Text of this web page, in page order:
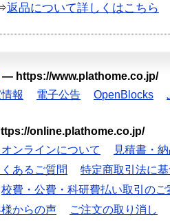
返品について詳しくはこちら
— https://www.plathome.co.jp/
報 電子公告 OpenBlocks
online.plathome.co.jp/
ンラインについて
見積書・
くあるご質問
特定商取引法に
校費・公費・科研費払い取引のご
からの声 ご注文の取り消し